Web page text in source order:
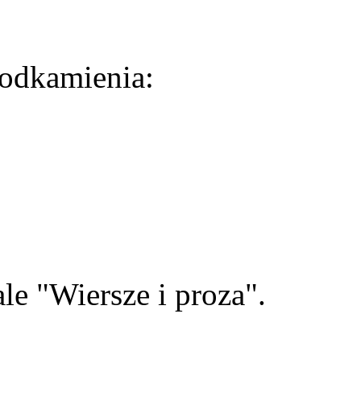
"Wiersze i proza".